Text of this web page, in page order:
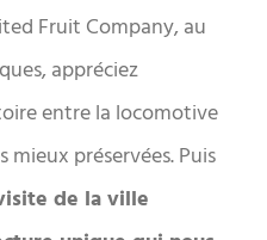
Fruit Company, au
appréciez
entre la locomotive
mieux préservées. Puis
de la ville